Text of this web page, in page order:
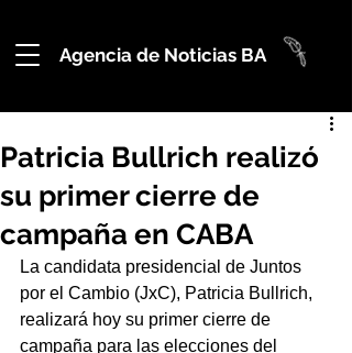
Agencia de Noticias BA
Patricia Bullrich realizó
su primer cierre de
campaña en CABA
La candidata presidencial de Juntos
por el Cambio (JxC), Patricia Bullrich,
realizará hoy su primer cierre de
campaña para las elecciones del